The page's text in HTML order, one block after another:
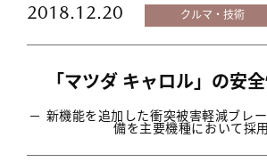
2018.12.20 クルマ・技術
「マツダ キャロル」の安
－ 新機能を追加した衝突被害軽減ブレ
備を主要機種において採